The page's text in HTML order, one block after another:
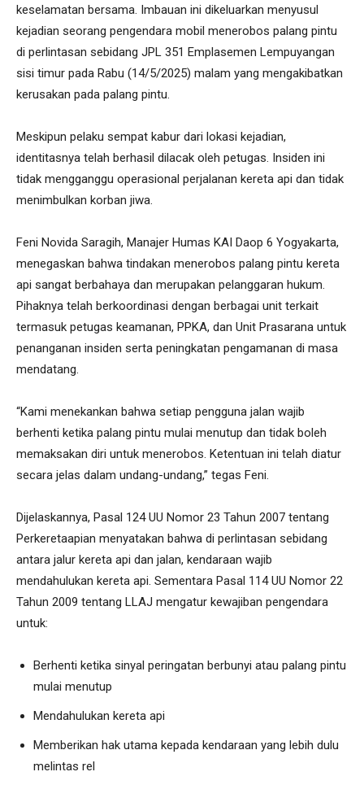
keselamatan bersama. Imbauan ini dikeluarkan menyusul
kejadian seorang pengendara mobil menerobos palang pintu
di perlintasan sebidang JPL 351 Emplasemen Lempuyangan
sisi timur pada Rabu (14/5/2025) malam yang mengakibatkan
kerusakan pada palang pintu.
Meskipun pelaku sempat kabur dari lokasi kejadian,
identitasnya telah berhasil dilacak oleh petugas. Insiden ini
tidak mengganggu operasional perjalanan kereta api dan tidak
menimbulkan korban jiwa.
Feni Novida Saragih, Manajer Humas KAI Daop 6 Yogyakarta,
menegaskan bahwa tindakan menerobos palang pintu kereta
api sangat berbahaya dan merupakan pelanggaran hukum.
Pihaknya telah berkoordinasi dengan berbagai unit terkait
termasuk petugas keamanan, PPKA, dan Unit Prasarana untuk
penanganan insiden serta peningkatan pengamanan di masa
mendatang.
“Kami menekankan bahwa setiap pengguna jalan wajib
berhenti ketika palang pintu mulai menutup dan tidak boleh
memaksakan diri untuk menerobos. Ketentuan ini telah diatur
secara jelas dalam undang-undang,” tegas Feni.
Dijelaskannya, Pasal 124 UU Nomor 23 Tahun 2007 tentang
Perkeretaapian menyatakan bahwa di perlintasan sebidang
antara jalur kereta api dan jalan, kendaraan wajib
mendahulukan kereta api. Sementara Pasal 114 UU Nomor 22
Tahun 2009 tentang LLAJ mengatur kewajiban pengendara
untuk:
Berhenti ketika sinyal peringatan berbunyi atau palang pintu
mulai menutup
Mendahulukan kereta api
Memberikan hak utama kepada kendaraan yang lebih dulu
melintas rel